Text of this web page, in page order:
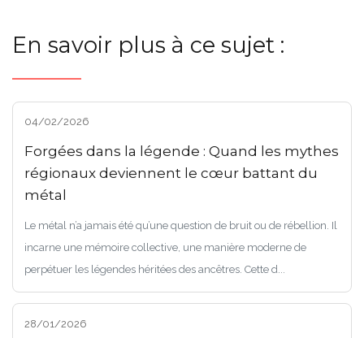
En savoir plus à ce sujet :
04/02/2026
Forgées dans la légende : Quand les mythes
régionaux deviennent le cœur battant du
métal
Le métal n’a jamais été qu’une question de bruit ou de rébellion. Il
incarne une mémoire collective, une manière moderne de
perpétuer les légendes héritées des ancêtres. Cette d...
28/01/2026